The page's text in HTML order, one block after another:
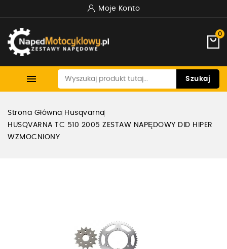
Moje Konto
0
 Szukaj
Strona Główna Husqvarna
HUSQVARNA TC 510 2005 ZESTAW NAPĘDOWY DID HIPER
WZMOCNIONY